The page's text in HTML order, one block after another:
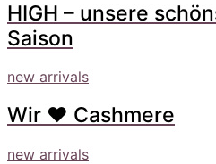
HIGH – unsere
Saison
new arrivals
Wir ❤ Cashmere
new arrivals